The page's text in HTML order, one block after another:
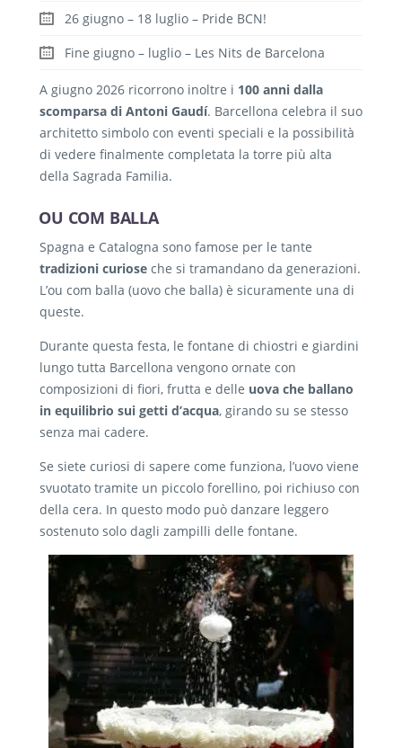
26 giugno – 18 luglio – Pride BCN!
Fine giugno – luglio – Les Nits de Barcelona
A giugno 2026 ricorrono inoltre i 100 anni dalla
scomparsa di Antoni Gaudí. Barcellona celebra il suo
architetto simbolo con eventi speciali e la possibilità
di vedere finalmente completata la torre più alta
della Sagrada Familia.
OU COM BALLA
Spagna e Catalogna sono famose per le tante
tradizioni curiose che si tramandano da generazioni.
L’ou com balla (uovo che balla) è sicuramente una di
queste.
Durante questa festa, le fontane di chiostri e giardini
lungo tutta Barcellona vengono ornate con
composizioni di fiori, frutta e delle uova che ballano
in equilibrio sui getti d’acqua, girando su se stesso
senza mai cadere.
Se siete curiosi di sapere come funziona, l’uovo viene
svuotato tramite un piccolo forellino, poi richiuso con
della cera. In questo modo può danzare leggero
sostenuto solo dagli zampilli delle fontane.